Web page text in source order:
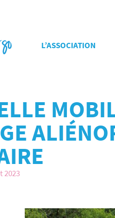
L’ASSOCIATION
2023